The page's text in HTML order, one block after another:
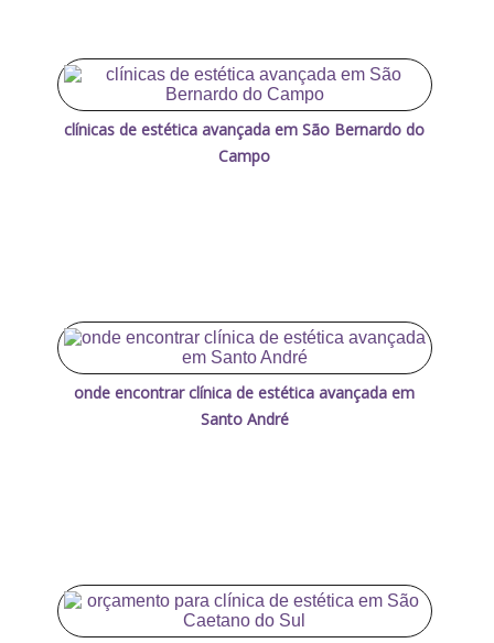
clínicas de estética avançada em São Bernardo do
Campo
onde encontrar clínica de estética avançada em
Santo André